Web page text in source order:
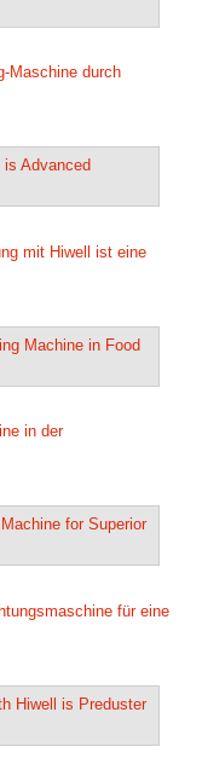
Maschine durch
mit Hiwell ist eine
in der
für eine